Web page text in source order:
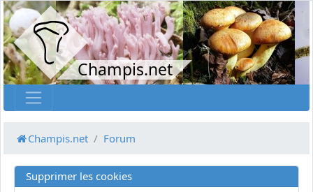
Champis.net
Champis.net Forum
Supprimer les cookies